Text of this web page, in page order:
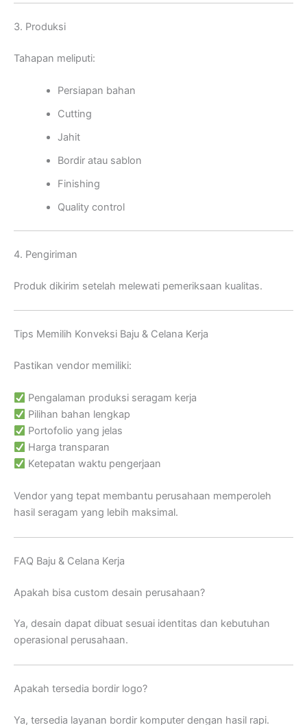
3. Produksi
Tahapan meliputi:
Persiapan bahan
Cutting
Jahit
Bordir atau sablon
Finishing
Quality control
4. Pengiriman
Produk dikirim setelah melewati pemeriksaan kualitas.
Tips Memilih Konveksi Baju & Celana Kerja
Pastikan vendor memiliki:
Pengalaman produksi seragam kerja
Pilihan bahan lengkap
Portofolio yang jelas
Harga transparan
Ketepatan waktu pengerjaan
Vendor yang tepat membantu perusahaan memperoleh
hasil seragam yang lebih maksimal.
FAQ Baju & Celana Kerja
Apakah bisa custom desain perusahaan?
Ya, desain dapat dibuat sesuai identitas dan kebutuhan
operasional perusahaan.
Apakah tersedia bordir logo?
Ya, tersedia layanan bordir komputer dengan hasil rapi.